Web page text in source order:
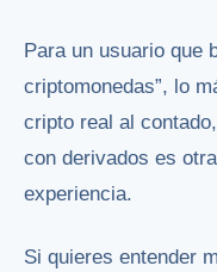
Para un usuario que
criptomonedas”, lo
cripto real al
con derivados es
experiencia.
Si quieres entender